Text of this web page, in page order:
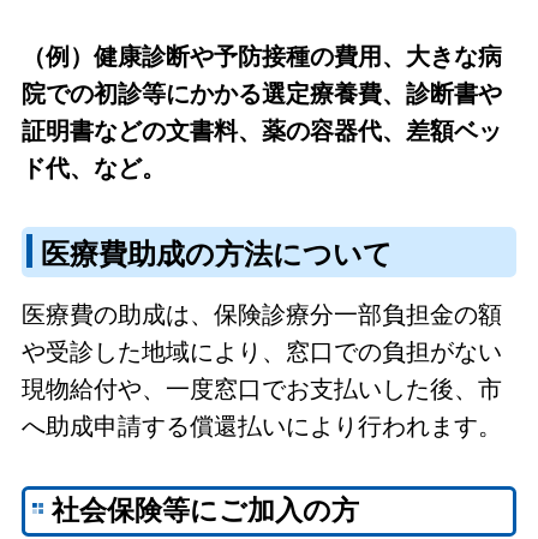
（例）健康診断や予防接種の費用、大きな病
院での初診等にかかる選定療養費、診断書や
証明書などの文書料、薬の容器代、差額ベッ
ド代、など。
医療費助成の方法について
医療費の助成は、保険診療分一部負担金の額
や受診した地域により、窓口での負担がない
現物給付や、一度窓口でお支払いした後、市
へ助成申請する償還払いにより行われます。
社会保険等にご加入の方